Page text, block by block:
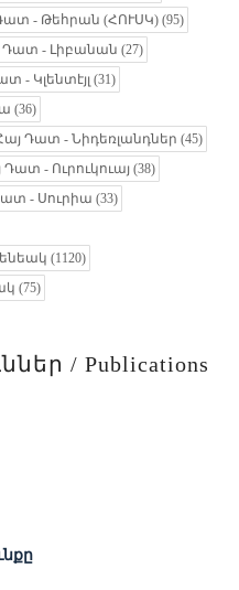
- Թեհրան (ՀՈՒՍԿ) (95)
Դատ - Լիբանան (27)
- Կլենտէյլ (31)
(36)
Դատ - Նիդեռլանդներ (45)
Դատ - Ուրուկուայ (38)
- Սուրիա (33)
(1120)
(75)
/ Publications